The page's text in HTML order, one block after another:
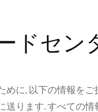
ドセン
めに, 以下の情報を
送ります. すべての